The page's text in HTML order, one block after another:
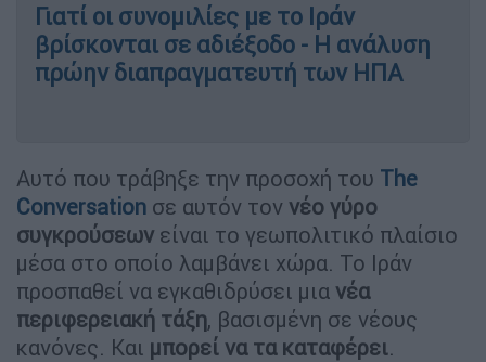
Γιατί οι συνομιλίες με το Ιράν
βρίσκονται σε αδιέξοδο - Η ανάλυση
πρώην διαπραγματευτή των ΗΠΑ
Αυτό που τράβηξε την προσοχή του The
Conversation σε αυτόν τον νέο γύρο
συγκρούσεων είναι το γεωπολιτικό πλαίσιο
μέσα στο οποίο λαμβάνει χώρα. Το Ιράν
προσπαθεί να εγκαθιδρύσει μια νέα
περιφερειακή τάξη, βασισμένη σε νέους
κανόνες. Και μπορεί να τα καταφέρει.